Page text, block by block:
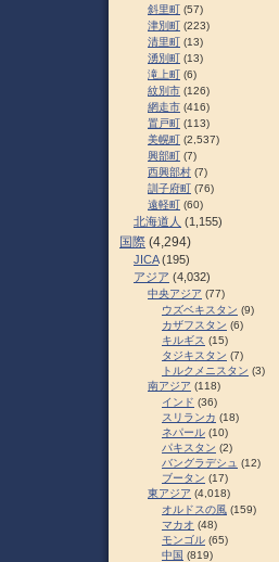
斜里町 (57)
津別町 (223)
清里町 (13)
湧別町 (13)
滝上町 (6)
紋別市 (126)
網走市 (416)
置戸町 (113)
美幌町 (2,537)
興部町 (7)
西興部村 (7)
訓子府町 (76)
遠軽町 (60)
北海道人 (1,155)
国際 (4,294)
JICA(195)
アジア (4,032)
中央アジア (77)
ウズベキスタン (9)
カザフスタン (6)
キルギス (15)
タジキスタン (7)
トルクメニスタン (3)
南アジア (118)
インド (36)
スリランカ (18)
ネパール (10)
パキスタン (2)
バングラデシュ (12)
ブータン (17)
東アジア (4,018)
オルドスの風 (159)
マカオ (48)
モンゴル (65)
中国 (819)